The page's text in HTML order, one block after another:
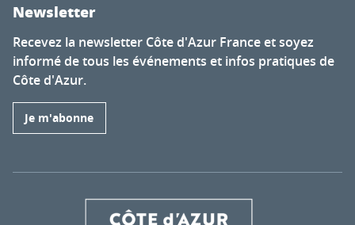
Newsletter
Recevez la newsletter Côte d'Azur France et soyez
informé de tous les événements et infos pratiques de
Côte d'Azur.
Je m'abonne